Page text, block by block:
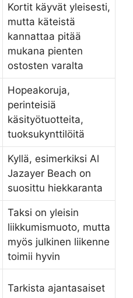
Kortit käyvät yleisesti,
mutta käteistä
kannattaa pitää
mukana pienten
ostosten varalta
Hopeakoruja,
perinteisiä
käsityötuotteita,
tuoksukynttilöitä
Kyllä, esimerkiksi Al
Jazayer Beach on
suosittu hiekkaranta
Taksi on yleisin
liikkumismuoto, mutta
myös julkinen liikenne
toimii hyvin
Tarkista ajantasaiset